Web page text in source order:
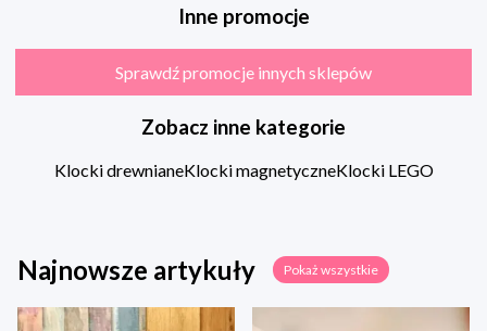
Inne promocje
Sprawdź promocje innych sklepów
Zobacz inne kategorie
Klocki drewnianeKlocki magnetyczneKlocki LEGO
Najnowsze artykuły Pokaż wszystkie